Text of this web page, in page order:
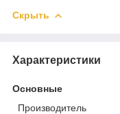
Скрыть
Характеристики
Основные
Производитель